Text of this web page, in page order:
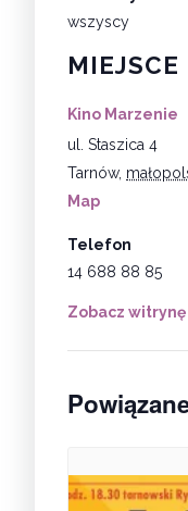
MIEJSCE
Kino Marzenie
ul. Staszica 4
Tarnów,
Map
Telefon
14 688 88 85
Zobacz
wszyscy